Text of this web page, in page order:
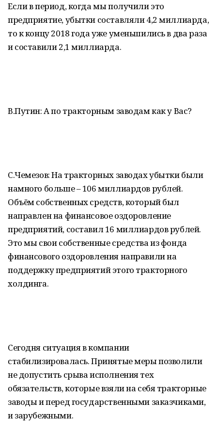
Если в период, когда мы получили это
предприятие, убытки составляли 4,2 миллиарда,
то к концу 2018 года уже уменьшились в два раза
и составили 2,1 миллиарда.
В.Путин: А по тракторным заводам как у Вас?
С.Чемезов: На тракторных заводах убытки были
намного больше – 106 миллиардов рублей.
Объём собственных средств, который был
направлен на финансовое оздоровление
предприятий, составил 16 миллиардов рублей.
Это мы свои собственные средства из фонда
финансового оздоровления направили на
поддержку предприятий этого тракторного
холдинга.
Сегодня ситуация в компании
стабилизировалась. Принятые меры позволили
не допустить срыва исполнения тех
обязательств, которые взяли на себя тракторные
заводы и перед государственными заказчиками,
и зарубежными.